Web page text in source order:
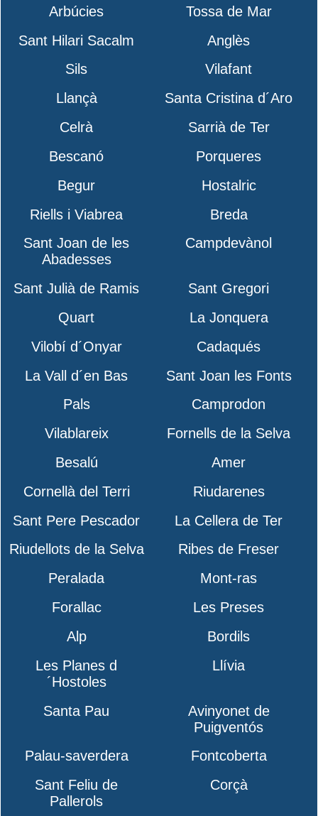
Arbúcies
Tossa de Mar
Sant Hilari Sacalm
Anglès
Sils
Vilafant
Llançà
Santa Cristina d´Aro
Celrà
Sarrià de Ter
Bescanó
Porqueres
Begur
Hostalric
Riells i Viabrea
Breda
Sant Joan de les
Abadesses
Campdevànol
Sant Julià de Ramis
Sant Gregori
Quart
La Jonquera
Vilobí d´Onyar
Cadaqués
La Vall d´en Bas
Sant Joan les Fonts
Pals
Camprodon
Vilablareix
Fornells de la Selva
Besalú
Amer
Cornellà del Terri
Riudarenes
Sant Pere Pescador
La Cellera de Ter
Riudellots de la Selva
Ribes de Freser
Peralada
Mont-ras
Forallac
Les Preses
Alp
Bordils
Les Planes d
´Hostoles
Llívia
Santa Pau
Avinyonet de
Puigventós
Palau-saverdera
Fontcoberta
Sant Feliu de
Pallerols
Corçà